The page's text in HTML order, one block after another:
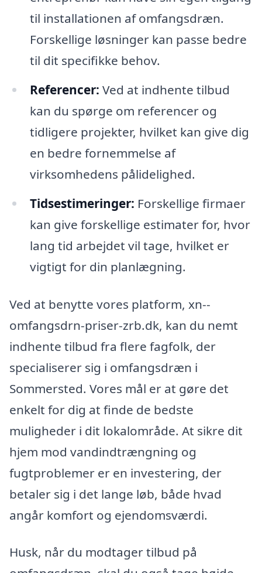
til installationen af omfangsdræn.
Forskellige løsninger kan passe bedre
til dit specifikke behov.
Referencer: Ved at indhente tilbud
kan du spørge om referencer og
tidligere projekter, hvilket kan give dig
en bedre fornemmelse af
virksomhedens pålidelighed.
Tidsestimeringer: Forskellige firmaer
kan give forskellige estimater for, hvor
lang tid arbejdet vil tage, hvilket er
vigtigt for din planlægning.
Ved at benytte vores platform, xn--
omfangsdrn-priser-zrb.dk, kan du nemt
indhente tilbud fra flere fagfolk, der
specialiserer sig i omfangsdræn i
Sommersted. Vores mål er at gøre det
enkelt for dig at finde de bedste
muligheder i dit lokalområde. At sikre dit
hjem mod vandindtrængning og
fugtproblemer er en investering, der
betaler sig i det lange løb, både hvad
angår komfort og ejendomsværdi.
Husk, når du modtager tilbud på